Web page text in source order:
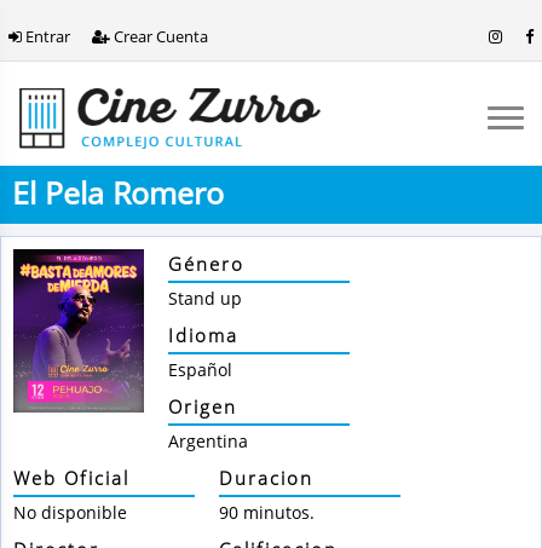
Entrar Crear Cuenta
El Pela Romero
Género
Stand up
Idioma
Español
Origen
Argentina
Web Oficial
No disponible
Duracion
90 minutos.